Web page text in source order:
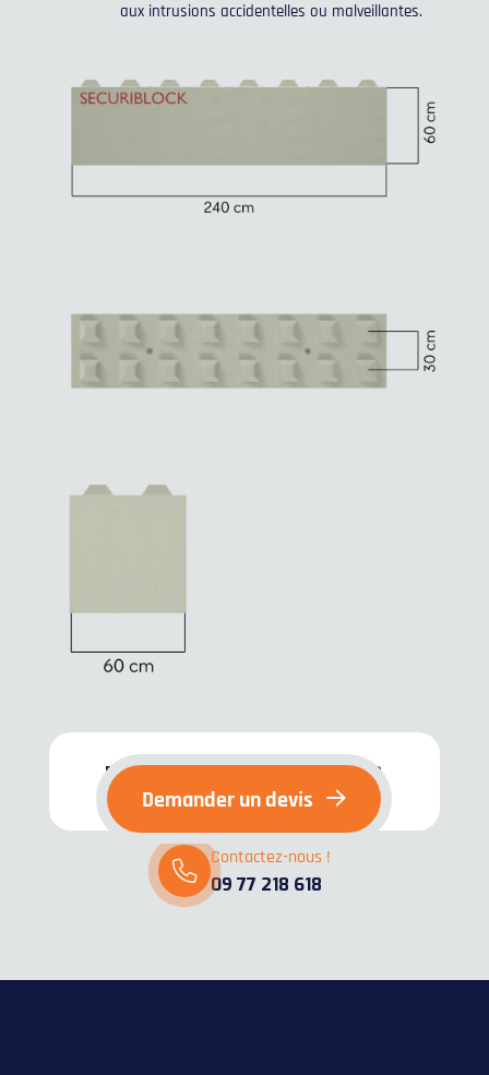
aux intrusions accidentelles ou malveillantes.
Besoin d'une sécurisation rapide ?
Contactez-nous dès maintenant !
Demander un devis
Contactez-nous !
09 77 218 618